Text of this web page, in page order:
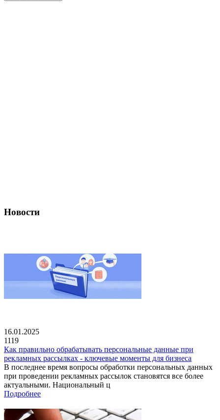
Новости
16.01.2025
1119
Как правильно обрабатывать персональные данные при
рекламных рассылках - ключевые моменты для бизнеса
В последнее время вопросы обработки персональных данных
при проведении рекламных рассылок становятся все более
актуальными. Национальный ц
Подробнее